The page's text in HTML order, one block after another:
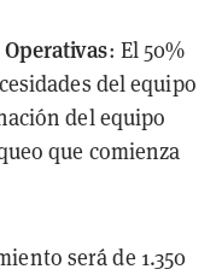
: El 50%
del equipo
del equipo
que comienza
será de 1.350